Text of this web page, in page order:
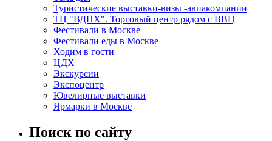
Туристические выставки-визы -авиакомпании
ТЦ "ВДНХ". Торговый центр рядом с ВВЦ
Фестивали в Москве
Фестивали еды в Москве
Ходим в гости
ЦДХ
Экскурсии
Экспоцентр
Ювелирные выставки
Ярмарки в Москве
Поиск по сайту